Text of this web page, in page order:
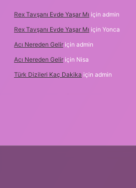
Rex Tavşanı Evde Yaşar Mı için admin
Rex Tavşanı Evde Yaşar Mı için Yonca
Acı Nereden Gelir için admin
Acı Nereden Gelir için Nisa
Türk Dizileri Kaç Dakika için admin